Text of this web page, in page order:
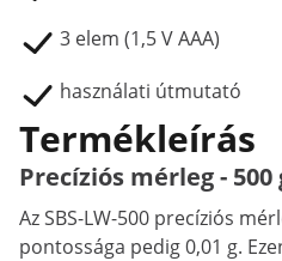
3 elem (1,5 V AAA)
használati útmutató
Termékleírás
Precíziós mérleg - 500
Az SBS-LW-500 precíziós
pontossága pedig 0,01 g.